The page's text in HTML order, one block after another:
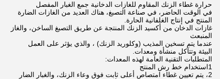
حرارة غطاء الزنك المقاوم للغازات الدخانية جمع الغبار المفصل
في الوقت الحاضر، في صناعة التصبغ، هناك العديد من الغازات الضارة
المنتج في إنتاج الغلفانية الحارة.
غازات الدخان من أكسيد الزنك المنتجة عن طريق التصبغ الساخن، والغاز
المنبعث
عندما يتم تسخين المذيب (وكلوريد الزنك) ، والذي يؤثر على العمل
البيئة وتتآكل منشأة ومعدات.
المتطلبات التقنية العامة لهذه المعدات:
1استخدام خط رش المنتج
2، يتم تعيين غطاء امتصاص أعلى ثابت فوق وعاء الزنك، والغبار الضار